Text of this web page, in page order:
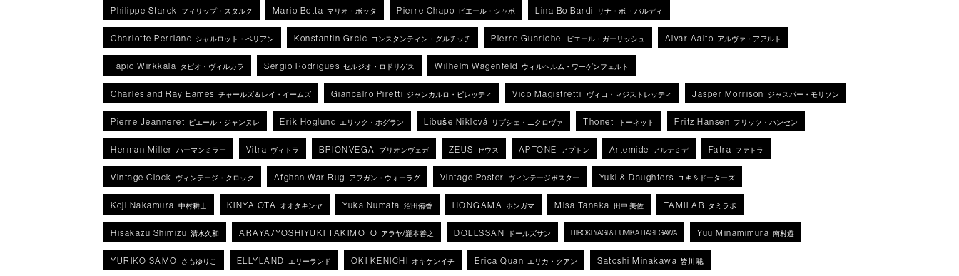
Philippe Starck フィリップ・スタルク Mario Botta マリオ・ボッタ Pierre Chapo ピエール・シャポ Lina Bo Bardi リナ・ボ ・バルディ
Charlotte Perriand シャルロット・ペリアン Konstantin Grcic コンスタンティン・グルチッチ Pierre Guariche ピエール・ガーリッシュ Alvar Aalto アルヴァ・アアルト
Tapio Wirkkala タピオ・ヴィルカラ Sergio Rodrigues セルジオ・ロドリゲス Wilhelm Wagenfeld ウィルヘルム・ワーゲンフェルト
Charles and Ray Eames チャールズ＆レイ・イームズ Giancalro Piretti ジャンカルロ・ピレッティ Vico Magistretti ヴィコ・マジストレッティ Jasper Morrison ジャスパー・モリソン
Pierre Jeanneret ピエール・ジャンヌレ Erik Hoglund エリック・ホグラン Libuše Niklová リブシェ・ニクロヴァ Thonet トーネット Fritz Hansen フリッツ・ハンセン
Herman Miller ハーマンミラー Vitra ヴィトラ BRIONVEGA ブリオンヴェガ ZEUS ゼウス APTONE アプトン Artemide アルテミデ Fatra ファトラ
Vintage Clock ヴィンテージ・クロック Afghan War Rug アフガン・ウォーラグ Vintage Poster ヴィンテージポスター Yuki & Daughters ユキ＆ドーターズ
Koji Nakamura 中村耕士 KINYA OTA オオタキンヤ Yuka Numata 沼田侑香 HONGAMA ホンガマ Misa Tanaka 田中 美佐 TAMILAB タミラボ
Hisakazu Shimizu 清水久和 ARAYA/YOSHIYUKI TAKIMOTO アラヤ/瀧本善之 DOLLSSAN ドールズサン HIROKI YAGI & FUMIKA HASEGAWA Yuu Minamimura 南村遊
YURIKO SAMO さもゆりこ ELLYLAND エリーランド OKI KENICHI オキケンイチ Erica Quan エリカ・クアン Satoshi Minakawa 皆川 聡